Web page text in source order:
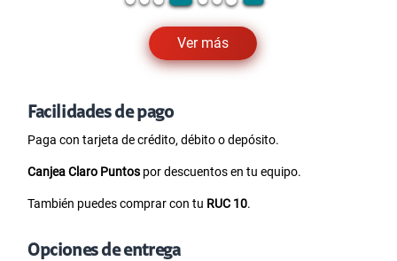
Ver más
Facilidades de pago
Paga con tarjeta de crédito, débito o depósito.
Canjea Claro Puntos por descuentos en tu equipo.
También puedes comprar con tu RUC 10.
Opciones de entrega